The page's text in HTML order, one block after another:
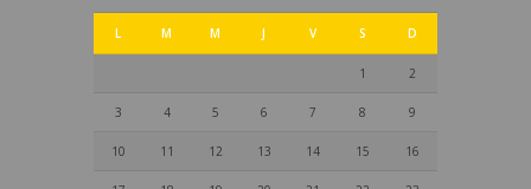
L M M J V S D
1 2
3 4 5 6 7 8 9
10 11 12 13 14 15 16